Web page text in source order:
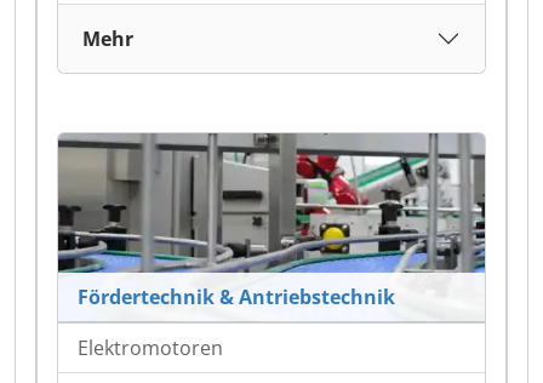
Mehr
Fördertechnik & Antriebstechnik
Elektromotoren